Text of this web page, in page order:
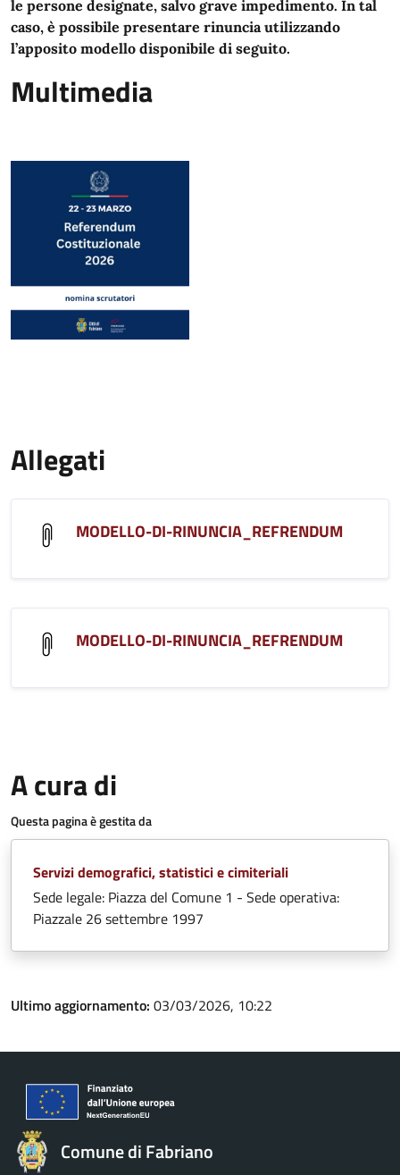
le persone designate, salvo grave impedimento. In tal
caso, è possibile presentare rinuncia utilizzando
l’apposito modello disponibile di seguito.
Multimedia
Allegati
MODELLO-DI-RINUNCIA_REFRENDUM
MODELLO-DI-RINUNCIA_REFRENDUM
A cura di
Questa pagina è gestita da
Servizi demografici, statistici e cimiteriali
Sede legale: Piazza del Comune 1 - Sede operativa:
Piazzale 26 settembre 1997
Ultimo aggiornamento: 03/03/2026, 10:22
Comune di Fabriano